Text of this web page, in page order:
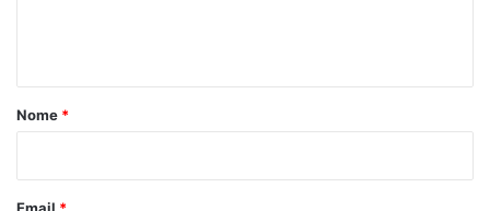
o
Nome *
Email *